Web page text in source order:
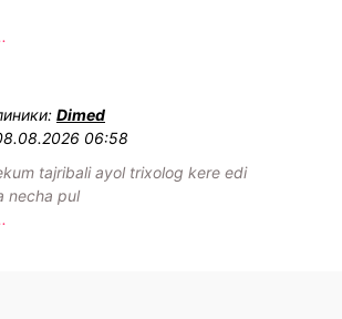
Dimed
06:58
tajribali ayol trixolog kere edi
necha pul